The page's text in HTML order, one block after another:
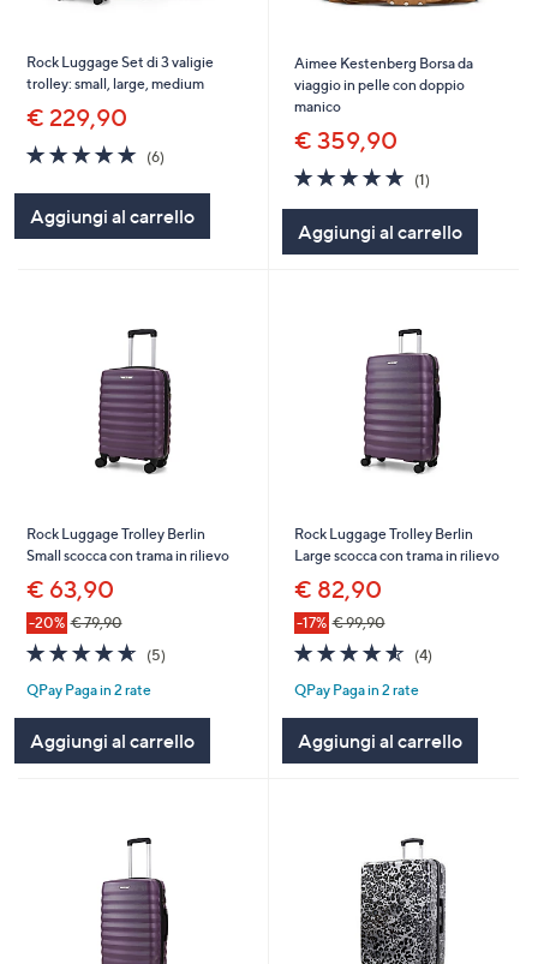
Rock Luggage Set di 3 valigie
trolley: small, large, medium
€ 229,90
5.0
of
5
Stars
(6)6
Aggiungi al carrello
Aimee Kestenberg Borsa da
viaggio in pelle con doppio
manico
€ 359,90
5.0
of
Stars
(1)1
Aggiungi al carrello
Rock Luggage Trolley Berlin
Small scocca con trama in rilievo
€ 63,90
-20% € 79,90
4.6
of
5
(5)
QPay Paga in 2 rate
Aggiungi al carrello
Rock Luggage Trolley Berlin
Large scocca con trama in rilievo
€ 82,90
-17% € 99,90
4.5
of
5
(4)4
QPay Paga in 2 rate
Aggiungi al carrello